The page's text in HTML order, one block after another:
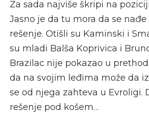
Za sada najviše škripi na
Jasno je da tu mora da se nađe
rešenje. Otišli su Kaminski i
su mladi Balša Koprivica i
Brazilac nije pokazao u
da na svojim leđima može da
se od njega zahteva u Evroligi.
rešenje pod košem…